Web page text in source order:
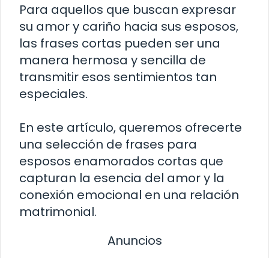
Para aquellos que buscan expresar
su amor y cariño hacia sus esposos,
las frases cortas pueden ser una
manera hermosa y sencilla de
transmitir esos sentimientos tan
especiales.
En este artículo, queremos ofrecerte
una selección de frases para
esposos enamorados cortas que
capturan la esencia del amor y la
conexión emocional en una relación
matrimonial.
Anuncios